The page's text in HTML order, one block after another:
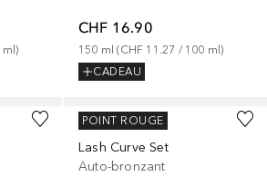
ml)
CHF 16.90
150 ml (CHF 11.27 / 100 ml)
CADEAU
REVITASUN
Lash Curve Set
Auto-bronzant
POINT ROUGE